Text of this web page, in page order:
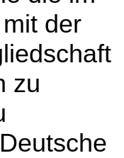
der
zu